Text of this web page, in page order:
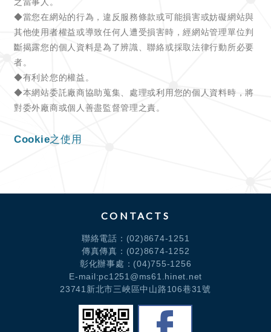
CONTACTS
聯絡電話： (02)8674-1251
傳真傳真：(02)8674-1252
彰化辦事處： (04)755-1256
E-mail:pc1251@ms61.hinet.net
23741新北市三峽區中山路106巷31號